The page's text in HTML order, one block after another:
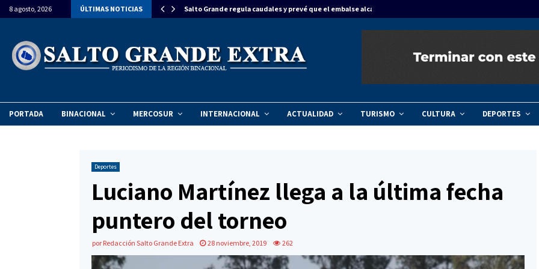
8 agosto, 2026 ÚLTIMAS NOTICIAS
una inversión de $270 millones para… Salto Grande regula caudales y prevé que el embalse alcance…
PORTADA BINACIONAL MERCOSUR INTERNACIONAL ACTUALIDAD TURISMO CULTURA DEPORTES
Deportes
Luciano Martínez llega a la última fecha
puntero del torneo
por Redacción Salto Grande Extra 28 noviembre, 2019 262